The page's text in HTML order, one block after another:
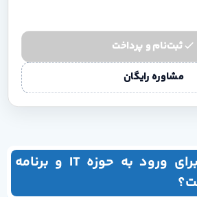
ثبت‌نام و پرداخت
مشاوره رایگان
اولین گام برای ورود به حوزه IT و برنامه